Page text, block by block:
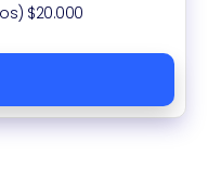
$20.000